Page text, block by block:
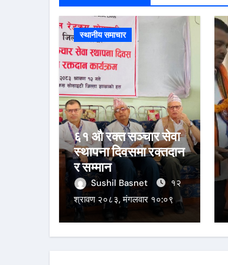
स्थानीय समाचार
६१ औ रक्त सञ्चार सेवा
स्थापना दिवसमा रक्तदान
र सम्मान
Sushil Basnet
१२
श्रावण २०८३, मंगलवार १०:०९